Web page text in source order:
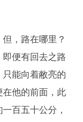
，路在哪里？
便有回去之路
能向着敝亮的
他的前面，此
百五十公分，